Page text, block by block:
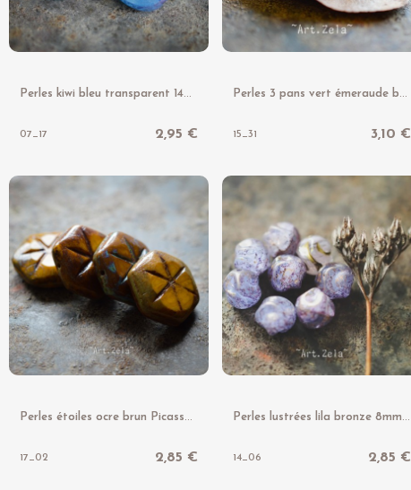
P
erles kiwi bleu transparent 14mm X4 Perles verre tchèque
07_17 2,95 €
P
erles 3 pans vert émeraude bronze 6mm X20 Perles verre tchèque
15_31 3,10 €
17_02 2,85 € 14_06 2,85 €